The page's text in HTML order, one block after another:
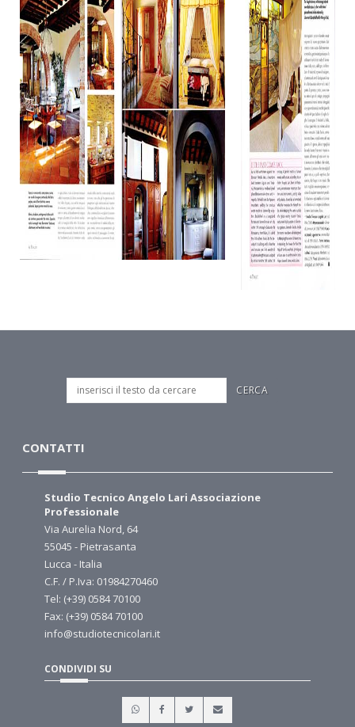
CONTATTI
Studio Tecnico Angelo Lari Associazione
Professionale
Via Aurelia Nord, 64
55045 - Pietrasanta
Lucca - Italia
C.F. / P.Iva: 01984270460
Tel: (+39) 0584 70100
Fax: (+39) 0584 70100
info@studiotecnicolari.it
CONDIVIDI SU